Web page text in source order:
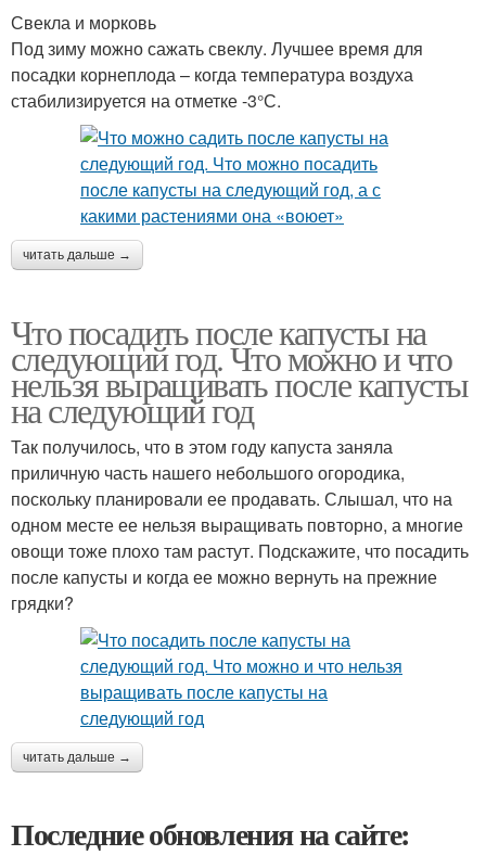
Свекла и морковь
Под зиму можно сажать свеклу. Лучшее время для
посадки корнеплода – когда температура воздуха
стабилизируется на отметке -3°С.
читать дальше →
Что посадить после капусты на
следующий год. Что можно и что
нельзя выращивать после капусты
на следующий год
Так получилось, что в этом году капуста заняла
приличную часть нашего небольшого огородика,
поскольку планировали ее продавать. Слышал, что на
одном месте ее нельзя выращивать повторно, а многие
овощи тоже плохо там растут. Подскажите, что посадить
после капусты и когда ее можно вернуть на прежние
грядки?
читать дальше →
Последние обновления на сайте: